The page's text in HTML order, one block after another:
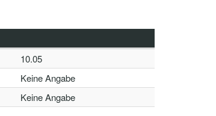
10.05
Keine Angabe
Keine Angabe